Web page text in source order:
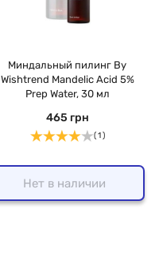
Миндальный пилинг By
Wishtrend Mandelic Acid 5%
Prep Water, 30 мл
465 грн
( 1 )
Нет в наличии